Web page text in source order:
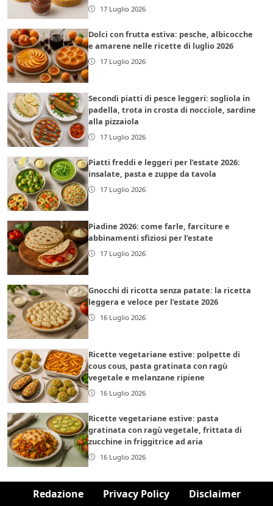
17 Luglio 2026
Dolci con frutta estiva: pesche, albicocche
e amarene nelle ricette di luglio 2026
17 Luglio 2026
Secondi piatti di pesce leggeri: sogliola in
padella, trota in crosta di nocciole, sardine
alla pizzaiola
17 Luglio 2026
Piatti freddi e leggeri per l’estate 2026:
insalate, pasta e zuppe da tavola
17 Luglio 2026
Piadine 2026: come farle, farciture e
abbinamenti sfiziosi per l’estate
17 Luglio 2026
Gnocchi di ricotta senza patate: la ricetta
leggera e veloce per l’estate 2026
16 Luglio 2026
Ricette vegetariane estive: polpette di
cous cous, pasta gratinata con ragù
vegetale e melanzane ripiene
16 Luglio 2026
Ricette vegetariane estive: pasta
gratinata con ragù vegetale, frittata di
zucchine in friggitrice ad aria
16 Luglio 2026
Redazione Privacy Policy Disclaimer